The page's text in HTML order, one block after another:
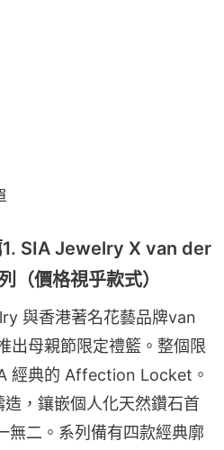
SIA Jewelry X van der
（價格視乎款式）
與香港著名花藝品牌van
出母親節限定禮籃。整個限
經典的 Affection Locket。
，鑲嵌個人化天然鑽石首
無二。系列備有四款經典廓